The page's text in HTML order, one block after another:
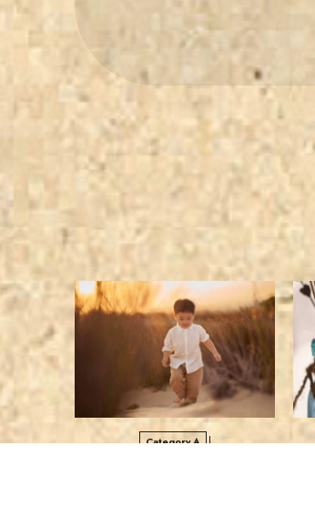
Category A